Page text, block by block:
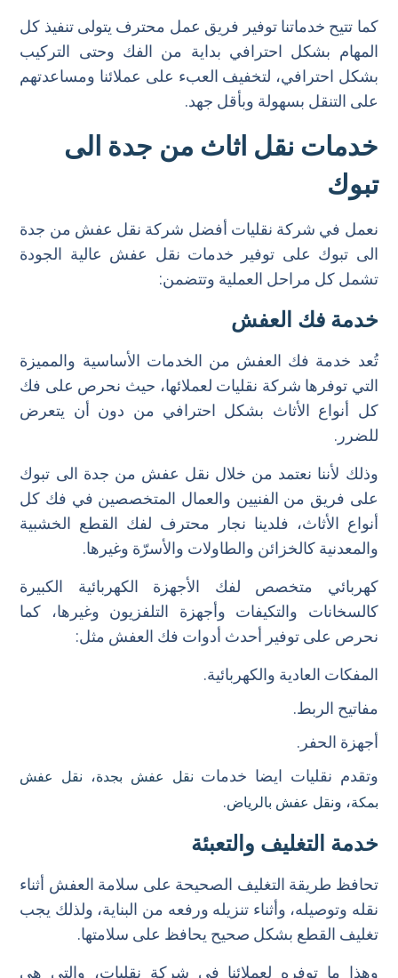
كما تتيح خدماتنا توفير فريق عمل محترف يتولى تنفيذ كل
المهام بشكل احترافي بداية من الفك وحتى التركيب
بشكل احترافي، لتخفيف العبء على عملائنا ومساعدتهم
على التنقل بسهولة وبأقل جهد.
خدمات نقل اثاث من جدة الى
تبوك
نعمل في شركة نقليات أفضل شركة نقل عفش من جدة
الى تبوك على توفير خدمات نقل عفش عالية الجودة
تشمل كل مراحل العملية وتتضمن:
خدمة فك العفش
تُعد خدمة فك العفش من الخدمات الأساسية والمميزة
التي توفرها شركة نقليات لعملائها، حيث نحرص على فك
كل أنواع الأثاث بشكل احترافي من دون أن يتعرض
للضرر.
وذلك لأننا نعتمد من خلال نقل عفش من جدة الى تبوك
على فريق من الفنيين والعمال المتخصصين في فك كل
أنواع الأثاث، فلدينا نجار محترف لفك القطع الخشبية
والمعدنية كالخزائن والطاولات والأسرّة وغيرها.
كهربائي متخصص لفك الأجهزة الكهربائية الكبيرة
كالسخانات والتكيفات وأجهزة التلفزيون وغيرها، كما
نحرص على توفير أحدث أدوات فك العفش مثل:
المفكات العادية والكهربائية.
مفاتيح الربط.
أجهزة الحفر.
وتقدم نقليات ايضا خدمات نقل عفش بجدة،
نقل عفش
بمكة، ونقل عفش بالرياض.
خدمة التغليف والتعبئة
تحافظ طريقة التغليف الصحيحة على سلامة العفش أثناء
نقله وتوصيله، وأثناء تنزيله ورفعه من البناية، ولذلك يجب
تغليف القطع بشكل صحيح يحافظ على سلامتها.
وهذا ما توفره لعملائنا في شركة نقليات، والتي هي